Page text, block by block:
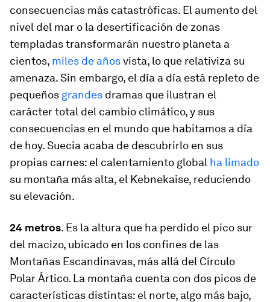
consecuencias más catastróficas. El aumento del
nivel del mar o la desertificación de zonas
templadas transformarán nuestro planeta a
cientos, miles de añosvista, lo que relativiza su
amenaza. Sin embargo, el día a día está repleto de
pequeños grandes dramas que ilustran el
carácter total del cambio climático, y sus
consecuencias en el mundo que habitamos a día
de hoy. Suecia acaba de descubrirlo en sus
propias carnes: el calentamiento global ha limado
su montaña más alta, el Kebnekaise, reduciendo
su elevación.
24 metros. Es la altura que ha perdido el pico sur
del macizo, ubicado en los confines de las
Montañas Escandinavas, más allá del Círculo
Polar Ártico. La montaña cuenta con dos picos de
características distintas: el norte, algo más bajo,